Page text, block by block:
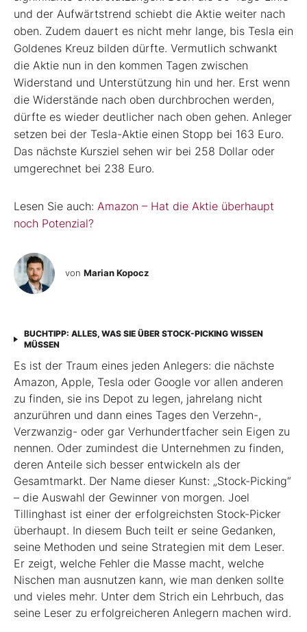
und der Aufwärtstrend schiebt die Aktie weiter nach
oben. Zudem dauert es nicht mehr lange, bis Tesla ein
Goldenes Kreuz bilden dürfte. Vermutlich schwankt
die Aktie nun in den kommen Tagen zwischen
Widerstand und Unterstützung hin und her. Erst wenn
die Widerstände nach oben durchbrochen werden,
dürfte es wieder deutlicher nach oben gehen. Anleger
setzen bei der Tesla-Aktie einen Stopp bei 163 Euro.
Das nächste Kursziel sehen wir bei 258 Dollar oder
umgerechnet bei 238 Euro.
Lesen Sie auch: Amazon – Hat die Aktie überhaupt
noch Potenzial?
von Marian Kopocz
BUCHTIPP: ALLES, WAS SIE ÜBER STOCK-PICKING WISSEN
MÜSSEN
Es ist der Traum eines jeden Anlegers: die nächste
Amazon, Apple, Tesla oder Google vor allen anderen
zu finden, sie ins Depot zu legen, jahrelang nicht
anzurühren und dann eines Tages den Verzehn-,
Verzwanzig- oder gar Verhundertfacher sein Eigen zu
nennen. Oder zumindest die Unternehmen zu finden,
deren Anteile sich besser entwickeln als der
Gesamtmarkt. Der Name dieser Kunst: „Stock-Picking“
– die Auswahl der Gewinner von morgen. Joel
Tillinghast ist einer der erfolgreichsten Stock-Picker
überhaupt. In diesem Buch teilt er seine Gedanken,
seine Methoden und seine Strategien mit dem Leser.
Er zeigt, welche Fehler die Masse macht, welche
Nischen man ausnutzen kann, wie man denken sollte
und vieles mehr. Unter dem Strich ein Lehrbuch, das
seine Leser zu erfolgreicheren Anlegern machen wird.